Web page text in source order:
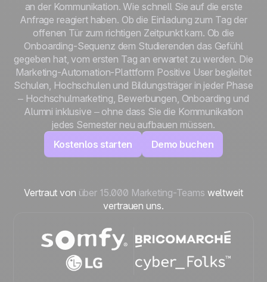
an der Kommunikation. Wie schnell Sie auf die erste
Anfrage reagiert haben. Ob die Einladung zum Tag der
offenen Tür zum richtigen Zeitpunkt kam. Ob die
Onboarding-Sequenz dem Studierenden das Gefühl
gegeben hat, vom ersten Tag an erwartet zu werden. Die
Marketing-Automation-Plattform Positive User begleitet
Schulen, Hochschulen und Bildungsträger in jeder Phase
– Hochschulmarketing, Bewerbungen, Onboarding und
Alumni inklusive – ohne dass Sie die Kommunikation
jedes Semester neu aufbauen müssen.
Kostenlos starten
Demo buchen
Vertraut von über 15.000 Marketing-Teams weltweit
vertrauen uns.